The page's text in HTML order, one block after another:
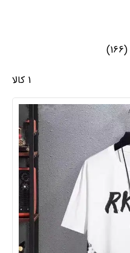
(166)
1 کالا